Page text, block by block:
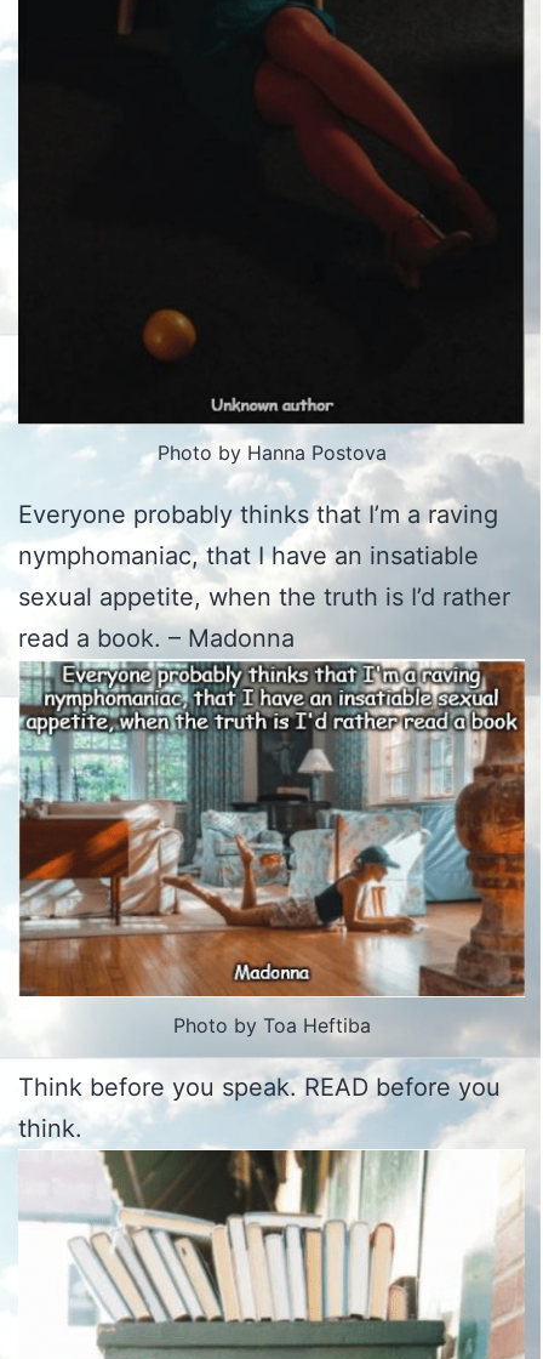
Photo by Hanna Postova
Everyone probably thinks that I’m a raving
nymphomaniac, that I have an insatiable
sexual appetite, when the truth is I’d rather
read a book. – Madonna
Photo by Toa Heftiba
Think before you speak. READ before you
think.